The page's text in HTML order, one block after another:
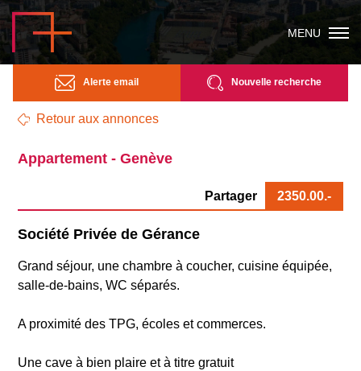
MENU
Alerte email Nouvelle recherche
Retour aux annonces
Appartement - Genève
Partager 2350.00.-
Société Privée de Gérance
Grand séjour, une chambre à coucher, cuisine équipée,
salle-de-bains, WC séparés.
A proximité des TPG, écoles et commerces.
Une cave à bien plaire et à titre gratuit